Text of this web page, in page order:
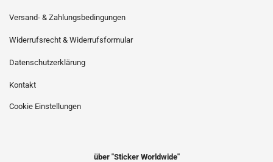
Versand- & Zahlungsbedingungen
Widerrufsrecht & Widerrufsformular
Datenschutzerklärung
Kontakt
Cookie Einstellungen
über "Sticker Worldwide"